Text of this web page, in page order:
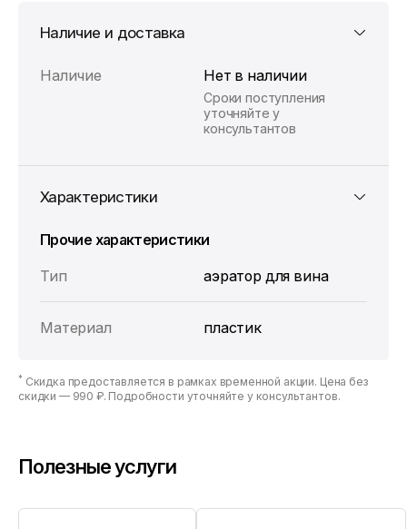
Наличие и доставка
Наличие Нет в наличии
Сроки поступления
уточняйте у
консультантов
Характеристики
Прочие характеристики
Тип
аэратор для вина
Материал пластик
* Скидка предоставляется в рамках временной акции. Цена без
скидки — 990 ₽. Подробности уточняйте у консультантов.
Полезные услуги